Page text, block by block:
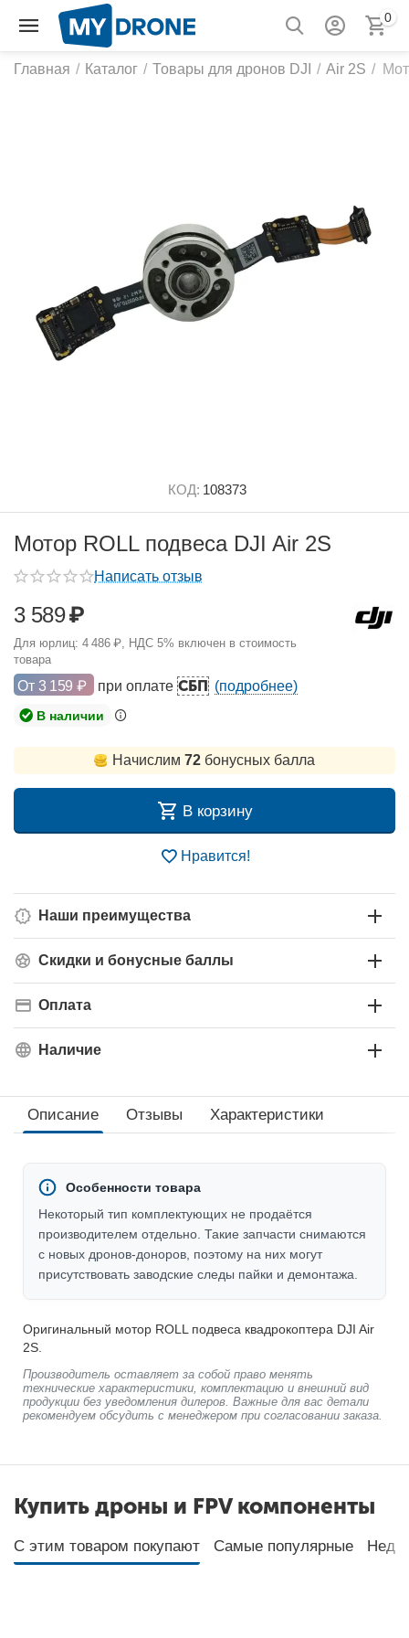
0
Главная / Каталог / Товары для дронов DJI / Air 2S /
КОД: 108373
Мотор ROLL подвеса DJI Air 2S
Написать отзыв
3 589₽
Для юрлиц: 4 486 ₽, НДС 5% включен в стоимость
товара
От 3 159 ₽ при оплате СБП (подробнее)
В наличии
Начислим 72 бонусных балла
В корзину
Нравится!
Наши преимущества
Скидки и бонусные баллы
Оплата
Наличие
Описание Отзывы Характеристики
Особенности товара
Некоторый тип комплектующих не продаётся
производителем отдельно. Такие запчасти снимаются
с новых дронов-доноров, поэтому на них могут
присутствовать заводские следы пайки и демонтажа.
Оригинальный мотор ROLL подвеса квадрокоптера DJI Air
2S.
Производитель оставляет за собой право менять
технические характеристики, комплектацию и внешний вид
продукции без уведомления дилеров. Важные для вас детали
рекомендуем обсудить с менеджером при согласовании заказа.
Купить дроны и FPV компоненты
С этим товаром покупают Самые популярные